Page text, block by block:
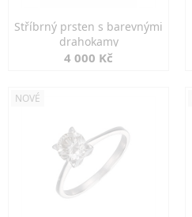
Stříbrný prsten s barevnými
drahokamy
4 000 Kč
NOVÉ